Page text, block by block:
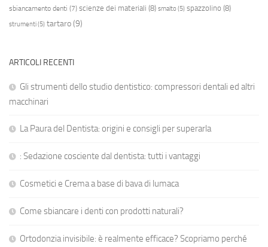
sbiancamento denti (7) scienze dei materiali (8) smalto(5) spazzolino (8)
strumenti(5) tartaro(9)
ARTICOLI RECENTI
Gli strumenti dello studio dentistico: compressori dentali ed altri
macchinari
La Paura del Dentista: origini e consigli per superarla
: Sedazione cosciente dal dentista: tutti i vantaggi
Cosmetici e Crema a base di bava di lumaca
Come sbiancare i denti con prodotti naturali?
Ortodonzia invisibile: è realmente efficace? Scopriamo perché